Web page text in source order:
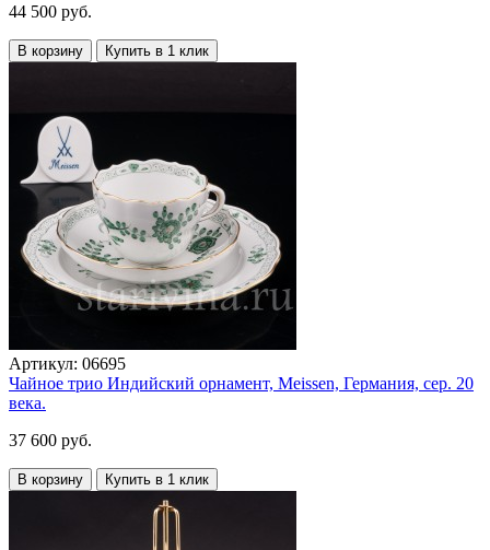
44 500 руб.
В корзину Купить в 1 клик
Артикул: 06695
Чайное трио Индийский орнамент, Meissen, Германия, сер. 20
века.
37 600 руб.
В корзину Купить в 1 клик